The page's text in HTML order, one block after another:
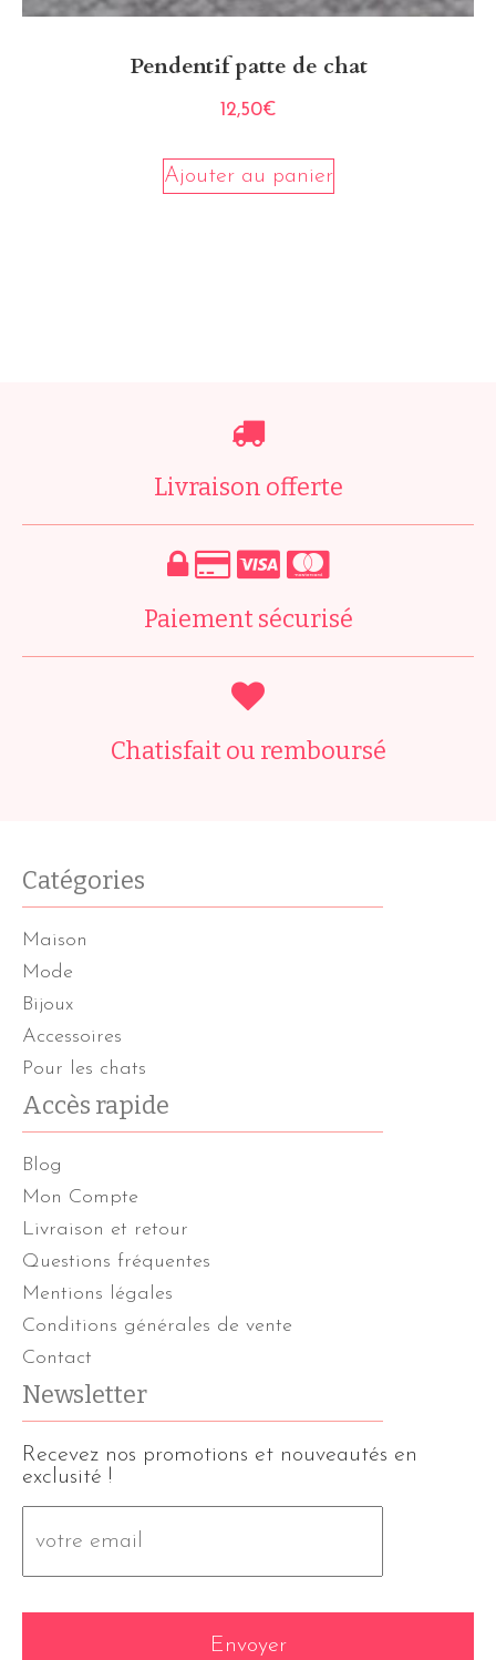
Pendentif patte de chat
12,50€
Ajouter au panier
Livraison offerte
Paiement sécurisé
Chatisfait ou remboursé
Catégories
Maison
Mode
Bijoux
Accessoires
Pour les chats
Accès rapide
Blog
Mon Compte
Livraison et retour
Questions fréquentes
Mentions légales
Conditions générales de vente
Contact
Newsletter
Recevez nos promotions et nouveautés en
exclusité !
mail *